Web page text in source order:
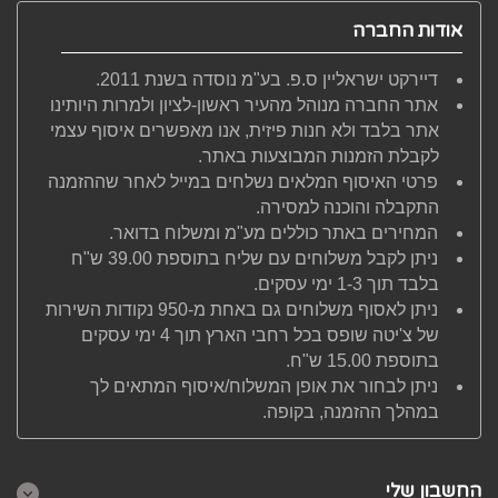
אודות החברה
דיירקט ישראליין ס.פ. בע"מ נוסדה בשנת 2011.
אתר החברה מנוהל מהעיר ראשון-לציון ולמרות היותינו
אתר בלבד ולא חנות פיזית, אנו מאפשרים איסוף עצמי
לקבלת הזמנות המבוצעות באתר.
פרטי האיסוף המלאים נשלחים במייל לאחר שההזמנה
התקבלה והוכנה למסירה.
המחירים באתר כוללים מע"מ ומשלוח בדואר.
ניתן לקבל משלוחים עם שליח בתוספת 39.00 ש"ח
בלבד תוך 1-3 ימי עסקים.
ניתן לאסוף משלוחים גם באחת מ-950 נקודות השירות
של צ'יטה שופס בכל רחבי הארץ תוך 4 ימי עסקים
בתוספת 15.00 ש"ח.
ניתן לבחור את אופן המשלוח/איסוף המתאים לך
במהלך ההזמנה, בקופה.
החשבון שלי